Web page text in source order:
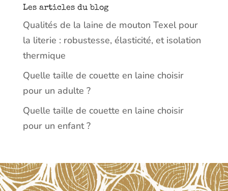
Les articles du blog
Qualités de la laine de mouton Texel pour
la literie : robustesse, élasticité, et isolation
thermique
Quelle taille de couette en laine choisir
pour un adulte ?
Quelle taille de couette en laine choisir
pour un enfant ?